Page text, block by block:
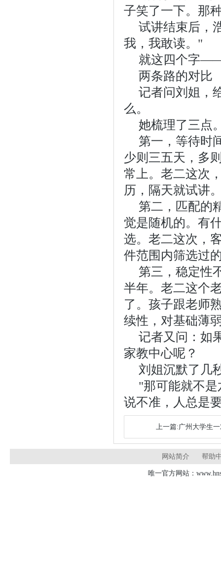
子笑了一下。那
试讲结束后，
我，我敢读。"
就这四个字
两条路的对比
记者问刘姐，
么。
她梳理了三点
第一，等待时
少则三五天，多
常上。老二这次
历，隔天就试讲
第二，匹配的
觉是随机的。有
选。老二这次，
件范围内筛选过
第三，稳定性
半年。老二这个
了。孩子跟老师
续性，对基础薄
记者又问：如
家教中心呢？
刘姐沉默了几
"那可能就不
说不准，人总是
上一篇:广州大学生
网站简介 帮助
唯一官方网站：